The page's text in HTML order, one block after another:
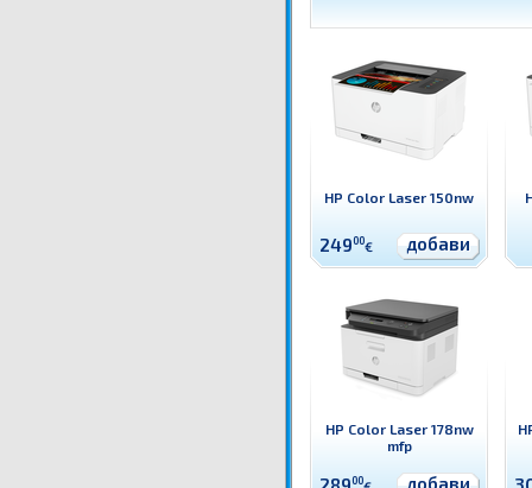
HP Color Laser 150nw
24900€ добави
HP Color Laser 178nw
mfp
00 добави